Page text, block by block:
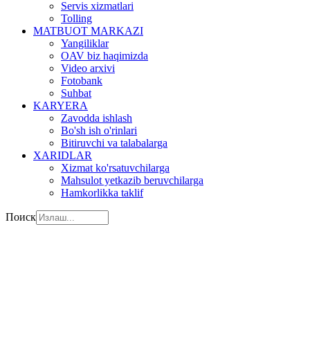
Servis xizmatlari
Tolling
MATBUOT MARKAZI
Yangiliklar
OAV biz haqimizda
Video arxivi
Fotobank
Suhbat
KARYERA
Zavodda ishlash
Bo'sh ish o'rinlari
Bitiruvchi va talabalarga
XARIDLAR
Xizmat ko'rsatuvchilarga
Mahsulot yetkazib beruvchilarga
Hamkorlikka taklif
Поиск